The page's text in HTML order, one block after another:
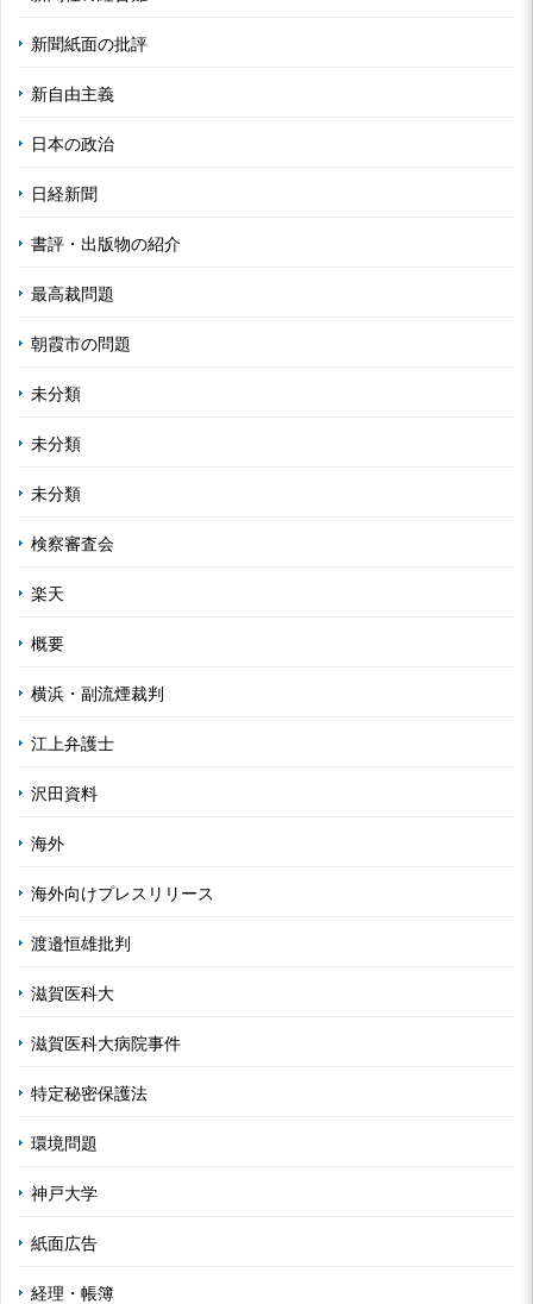
新聞紙面の批評
新自由主義
日本の政治
日経新聞
書評・出版物の紹介
最高裁問題
朝霞市の問題
未分類
未分類
未分類
検察審査会
楽天
概要
横浜・副流煙裁判
江上弁護士
沢田資料
海外
海外向けプレスリリース
渡邉恒雄批判
滋賀医科大
滋賀医科大病院事件
特定秘密保護法
環境問題
神戸大学
紙面広告
経理・帳簿